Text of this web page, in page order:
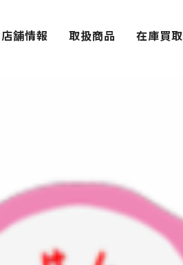
店舗情報 取扱商品 在庫買取